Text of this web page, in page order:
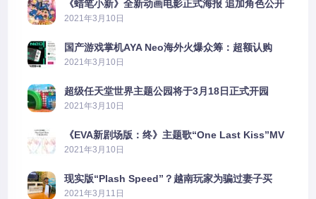
《蜡笔小新》全新动画电影正式海报 追加角色公开
2021年3月10日
国产游戏掌机AYA Neo海外火爆众筹：超额认购
2606%
2021年3月10日
超级任天堂世界主题公园将于3月18日正式开园
2021年3月10日
《EVA新剧场版：终》主题歌“One Last Kiss”MV
公布
2021年3月10日
现实版“Plash Speed”？越南玩家为骗过妻子买
PS5上演好戏
2021年3月11日